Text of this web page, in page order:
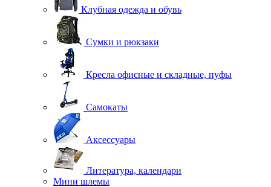
Клубная одежда и обувь
Сумки и рюкзаки
Кресла офисные и складные, пуфы
Самокаты
Аксессуары
Литература, календари
Мини шлемы